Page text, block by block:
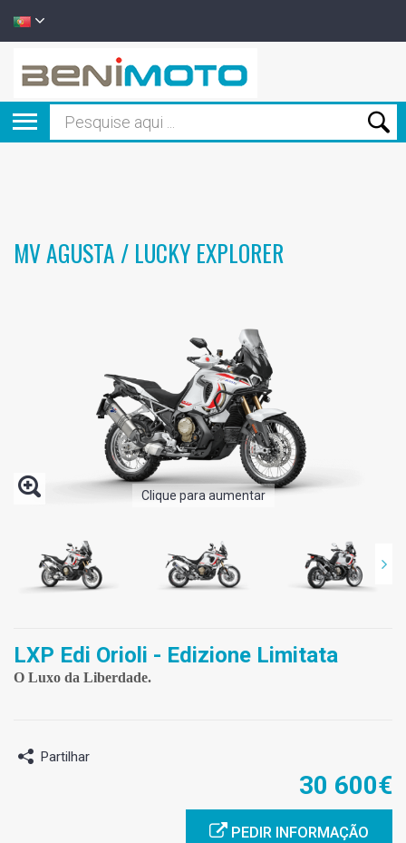
MV AGUSTA / LUCKY EXPLORER
Clique para aumentar
LXP Edi Orioli - Edizione Limitata
O Luxo da Liberdade.
Partilhar
30 600€
PEDIR INFORMAÇÃO